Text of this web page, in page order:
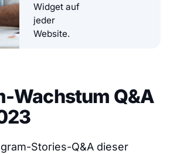
Widget auf
jeder
Website.
Wachstum Q&A
Stories-Q&A dieser